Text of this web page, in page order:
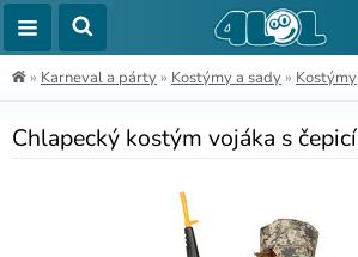
» Karneval a párty » Kostýmy a sady » Kostýmy
Chlapecký kostým vojáka s čepicí